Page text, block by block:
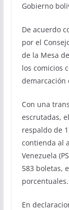
Gobierno
De acuerdo
por el
de la Mesa
los comicios
demarcación
Con una
escrutadas,
respaldo de
contienda al
Venezuela
583 boletas,
porcentuales.
En